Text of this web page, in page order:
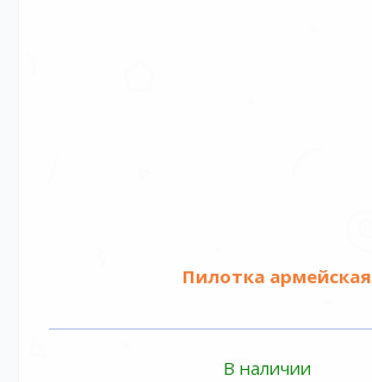
Пилотка армейская
В наличии